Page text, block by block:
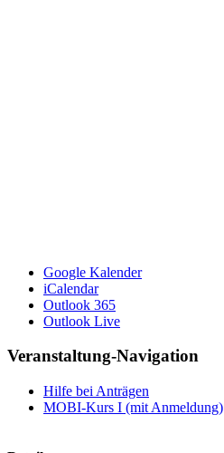
Google Kalender
iCalendar
Outlook 365
Outlook Live
Veranstaltung-Navigation
Hilfe bei Anträgen
MOBI-Kurs I (mit Anmeldung)